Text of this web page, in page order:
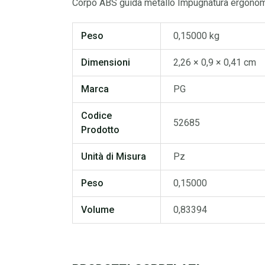
Corpo ABS guida metallo Impugnatura
Peso 0,15000 kg
Dimensioni 2,26 × 0,9 × 0,41 cm
Marca PG
Codice
Prodotto
52685
Unità di Misura Pz
Peso 0,15000
Volume 0,83394